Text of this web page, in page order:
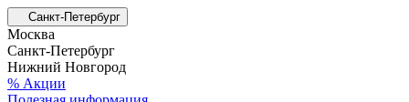
Санкт-Петербург
Москва
Санкт-Петербург
Нижний Новгород
% Акции